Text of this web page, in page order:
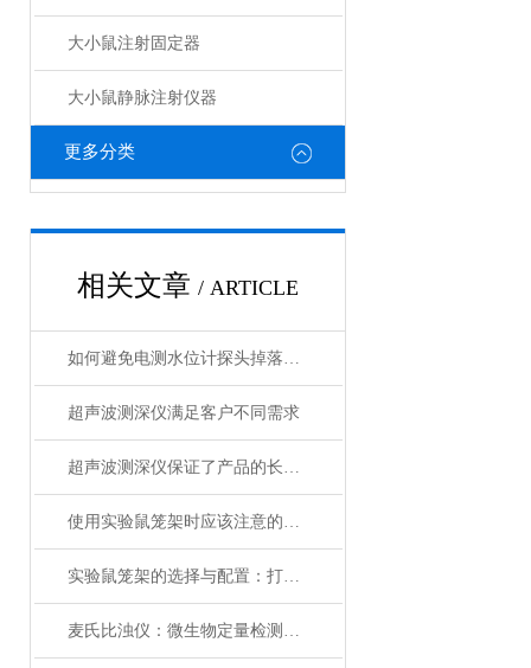
大小鼠注射固定器
大小鼠静脉注射仪器
更多分类
相关文章 / ARTICLE
如何避免电测水位计探头掉落的风险
超声波测深仪满足客户不同需求
超声波测深仪保证了产品的长期可靠性
使用实验鼠笼架时应该注意的几个要点
实验鼠笼架的选择与配置：打造理想的实验环境
麦氏比浊仪：微生物定量检测的标准化光学工具